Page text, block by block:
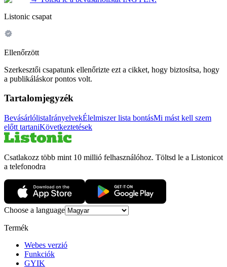
Listonic csapat
Ellenőrzött
Szerkesztői csapatunk ellenőrizte ezt a cikket, hogy biztosítsa, hogy
a publikáláskor pontos volt.
Tartalomjegyzék
BevásárlólistaIrányelvekÉlelmiszer lista bontásMi mást kell szem
előtt tartaniKövetkeztetések
Csatlakozz több mint 10 millió felhasználóhoz. Töltsd le a Listonicot
a telefonodra
Choose a language
Termék
Webes verzió
Funkciók
GYIK